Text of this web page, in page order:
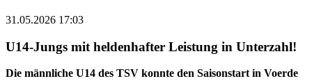
31.05.2026 17:03
U14-Jungs mit heldenhafter Leistung in Unterzahl!
Die männliche U14 des TSV konnte den Saisonstart in Voerde